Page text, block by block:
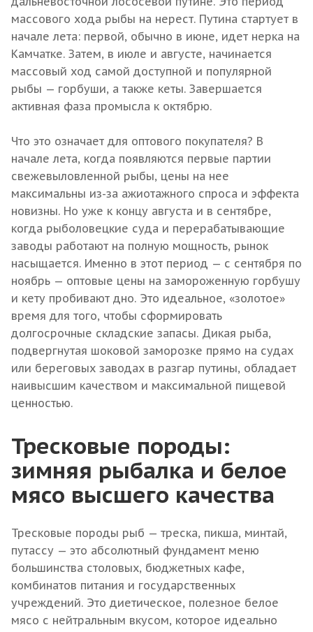
массового хода рыбы на нерест. Путина стартует в
начале лета: первой, обычно в июне, идет нерка на
Камчатке. Затем, в июле и августе, начинается
массовый ход самой доступной и популярной
рыбы — горбуши, а также кеты. Завершается
активная фаза промысла к октябрю.
Что это означает для оптового покупателя? В
начале лета, когда появляются первые партии
свежевыловленной рыбы, цены на нее
максимальны из-за ажиотажного спроса и эффекта
новизны. Но уже к концу августа и в сентябре,
когда рыболовецкие суда и перерабатывающие
заводы работают на полную мощность, рынок
насыщается. Именно в этот период — с сентября по
ноябрь — оптовые цены на замороженную горбушу
и кету пробивают дно. Это идеальное, «золотое»
время для того, чтобы сформировать
долгосрочные складские запасы. Дикая рыба,
подвергнутая шоковой заморозке прямо на судах
или береговых заводах в разгар путины, обладает
наивысшим качеством и максимальной пищевой
ценностью.
Тресковые породы:
зимняя рыбалка и белое
мясо высшего качества
Тресковые породы рыб — треска, пикша, минтай,
путассу — это абсолютный фундамент меню
большинства столовых, бюджетных кафе,
комбинатов питания и государственных
учреждений. Это диетическое, полезное белое
мясо с нейтральным вкусом, которое идеально